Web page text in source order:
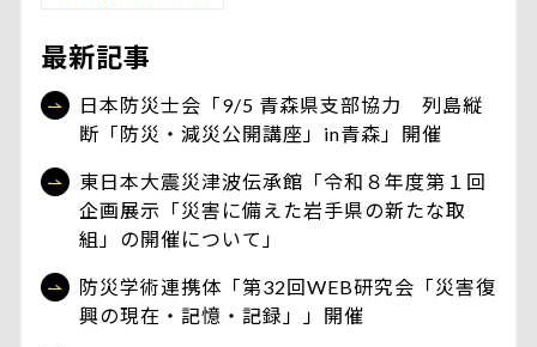
最新記事
日本防災士会「9/5 青森県支部協力 列島縦
断「防災・減災公開講座」in青森」開催
東日本大震災津波伝承館「令和８年度第１回
企画展示「災害に備えた岩手県の新たな取
組」の開催について」
防災学術連携体「第32回WEB研究会「災害復
興の現在・記憶・記録」」開催